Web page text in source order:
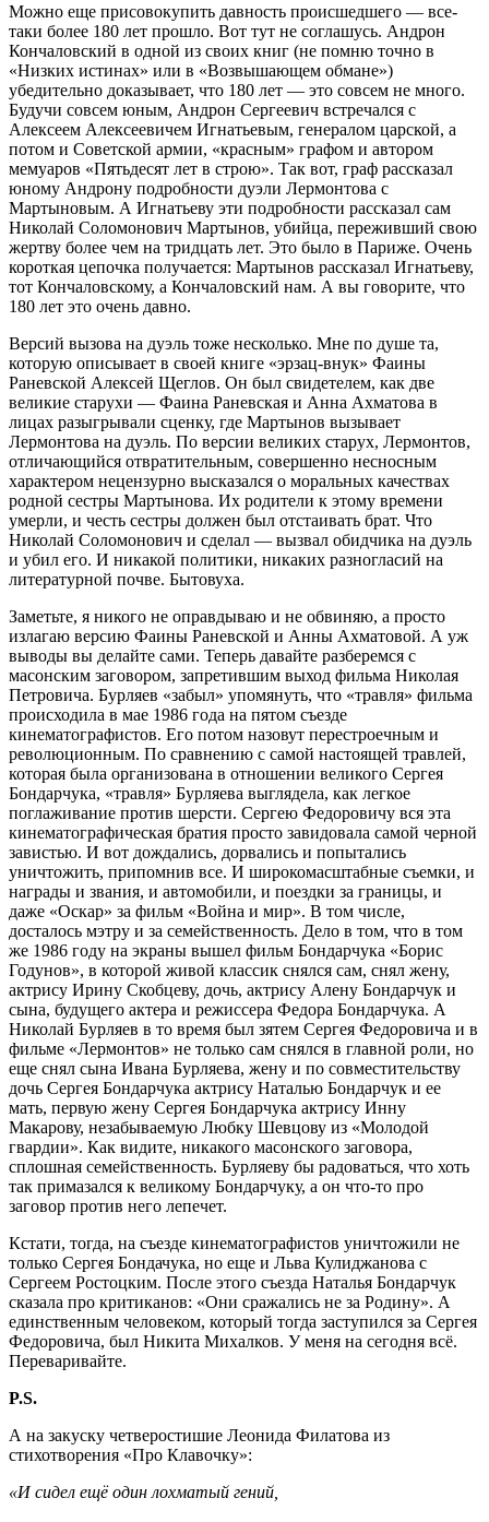
Можно еще присовокупить давность происшедшего — все-
таки более 180 лет прошло. Вот тут не соглашусь. Андрон
Кончаловский в одной из своих книг (не помню точно в
«Низких истинах» или в «Возвышающем обмане»)
убедительно доказывает, что 180 лет — это совсем не много.
Будучи совсем юным, Андрон Сергеевич встречался с
Алексеем Алексеевичем Игнатьевым, генералом царской, а
потом и Советской армии, «красным» графом и автором
мемуаров «Пятьдесят лет в строю». Так вот, граф рассказал
юному Андрону подробности дуэли Лермонтова с
Мартыновым. А Игнатьеву эти подробности рассказал сам
Николай Соломонович Мартынов, убийца, переживший свою
жертву более чем на тридцать лет. Это было в Париже. Очень
короткая цепочка получается: Мартынов рассказал Игнатьеву,
тот Кончаловскому, а Кончаловский нам. А вы говорите, что
180 лет это очень давно.
Версий вызова на дуэль тоже несколько. Мне по душе та,
которую описывает в своей книге «эрзац-внук» Фаины
Раневской Алексей Щеглов. Он был свидетелем, как две
великие старухи — Фаина Раневская и Анна Ахматова в
лицах разыгрывали сценку, где Мартынов вызывает
Лермонтова на дуэль. По версии великих старух, Лермонтов,
отличающийся отвратительным, совершенно несносным
характером нецензурно высказался о моральных качествах
родной сестры Мартынова. Их родители к этому времени
умерли, и честь сестры должен был отстаивать брат. Что
Николай Соломонович и сделал — вызвал обидчика на дуэль
и убил его. И никакой политики, никаких разногласий на
литературной почве. Бытовуха.
Заметьте, я никого не оправдываю и не обвиняю, а просто
излагаю версию Фаины Раневской и Анны Ахматовой. А уж
выводы вы делайте сами. Теперь давайте разберемся с
масонским заговором, запретившим выход фильма Николая
Петровича. Бурляев «забыл» упомянуть, что «травля» фильма
происходила в мае 1986 года на пятом съезде
кинематографистов. Его потом назовут перестроечным и
революционным. По сравнению с самой настоящей травлей,
которая была организована в отношении великого Сергея
Бондарчука, «травля» Бурляева выглядела, как легкое
поглаживание против шерсти. Сергею Федоровичу вся эта
кинематографическая братия просто завидовала самой черной
завистью. И вот дождались, дорвались и попытались
уничтожить, припомнив все. И широкомасштабные съемки, и
награды и звания, и автомобили, и поездки за границы, и
даже «Оскар» за фильм «Война и мир». В том числе,
досталось мэтру и за семейственность. Дело в том, что в том
же 1986 году на экраны вышел фильм Бондарчука «Борис
Годунов», в которой живой классик снялся сам, снял жену,
актрису Ирину Скобцеву, дочь, актрису Алену Бондарчук и
сына, будущего актера и режиссера Федора Бондарчука. А
Николай Бурляев в то время был зятем Сергея Федоровича и в
фильме «Лермонтов» не только сам снялся в главной роли, но
еще снял сына Ивана Бурляева, жену и по совместительству
дочь Сергея Бондарчука актрису Наталью Бондарчук и ее
мать, первую жену Сергея Бондарчука актрису Инну
Макарову, незабываемую Любку Шевцову из «Молодой
гвардии». Как видите, никакого масонского заговора,
сплошная семейственность. Бурляеву бы радоваться, что хоть
так примазался к великому Бондарчуку, а он что-то про
заговор против него лепечет.
Кстати, тогда, на съезде кинематографистов уничтожили не
только Сергея Бондачука, но еще и Льва Кулиджанова с
Сергеем Ростоцким. После этого съезда Наталья Бондарчук
сказала про критиканов: «Они сражались не за Родину». А
единственным человеком, который тогда заступился за Сергея
Федоровича, был Никита Михалков. У меня на сегодня всё.
Переваривайте.
P.S.
А на закуску четверостишие Леонида Филатова из
стихотворения «Про Клавочку»:
«И сидел ещё один лохматый гений,